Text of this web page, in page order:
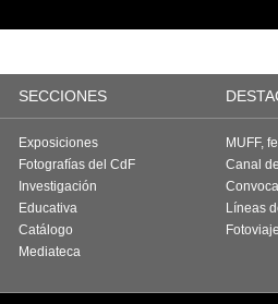
SECCIONES
Exposiciones
Fotografías del CdF
Investigación
Educativa
Catálogo
Mediateca
MUFF,
Canal
Líneas